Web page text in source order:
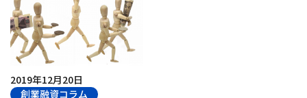
2019年12月20日
創業融資コラム